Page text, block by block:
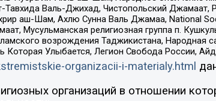
Валь-Джихад, Чистопольский Джамаат,
аш-Шам, Ахлю Сунна Валь Джамаа, National
Мусульманская религиозная группа п.
возрождения Таджикистана, Народная
Улыбается, Легион Свобода России,
organizacii-i-materialy.html
организаций в отношении